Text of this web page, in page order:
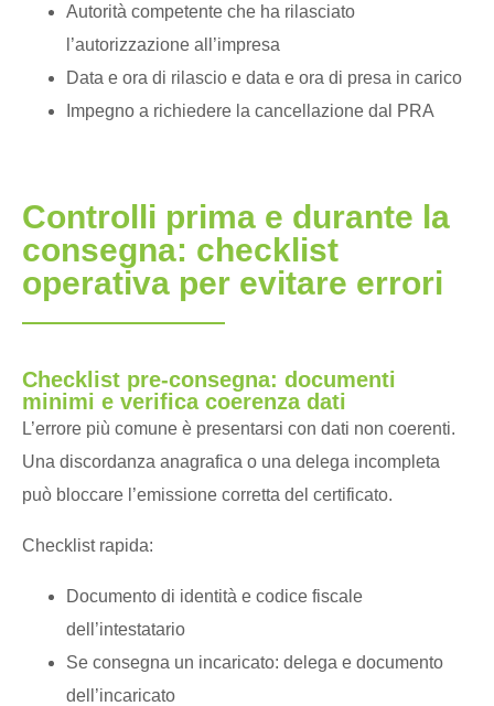
Autorità competente che ha rilasciato
l’autorizzazione all’impresa
Data e ora di rilascio e data e ora di presa in carico
Impegno a richiedere la cancellazione dal PRA
Controlli prima e durante la
consegna: checklist
operativa per evitare errori
Checklist pre-consegna: documenti
minimi e verifica coerenza dati
L’errore più comune è presentarsi con dati non coerenti.
Una discordanza anagrafica o una delega incompleta
può bloccare l’emissione corretta del certificato.
Checklist rapida:
Documento di identità e codice fiscale
dell’intestatario
Se consegna un incaricato: delega e documento
dell’incaricato